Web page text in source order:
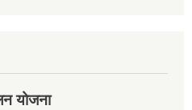
योजना